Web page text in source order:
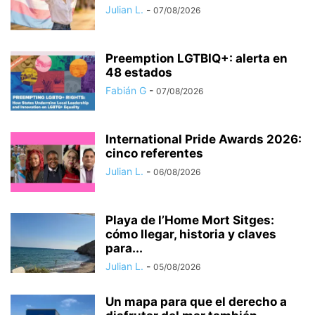
Julian L. - 07/08/2026
Preemption LGTBIQ+: alerta en
48 estados
Fabián G - 07/08/2026
International Pride Awards 2026:
cinco referentes
Julian L. - 06/08/2026
Playa de l’Home Mort Sitges:
cómo llegar, historia y claves
para...
Julian L. - 05/08/2026
Un mapa para que el derecho a